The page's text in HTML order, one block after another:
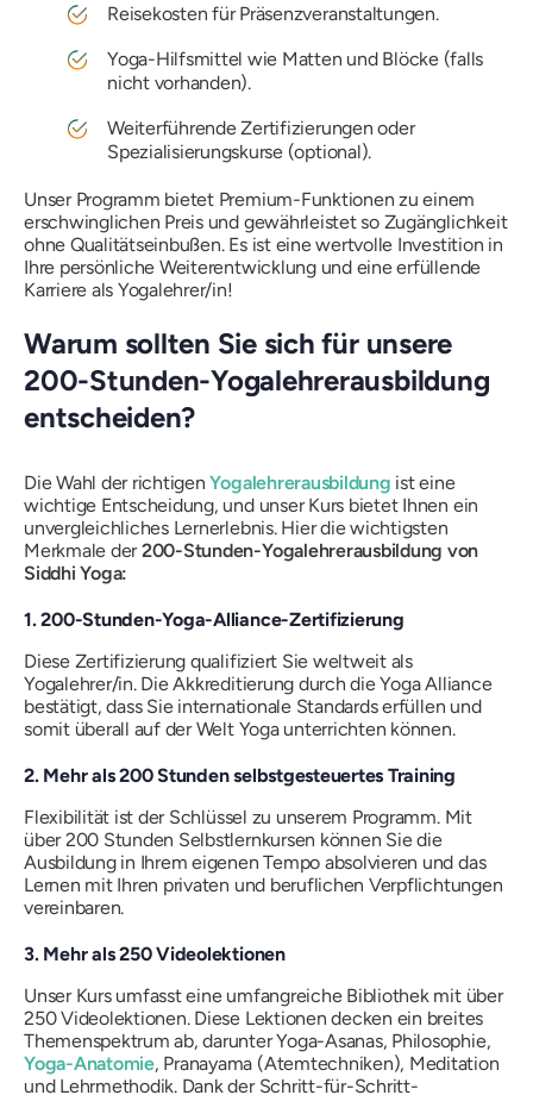
Reisekosten für Präsenzveranstaltungen.
Yoga-Hilfsmittel wie Matten und Blöcke (falls
nicht vorhanden).
Weiterführende Zertifizierungen oder
Spezialisierungskurse (optional).
Unser Programm bietet Premium-Funktionen zu einem
erschwinglichen Preis und gewährleistet so Zugänglichkeit
ohne Qualitätseinbußen. Es ist eine wertvolle Investition in
Ihre persönliche Weiterentwicklung und eine erfüllende
Karriere als Yogalehrer/in!
Warum sollten Sie sich für unsere
200-Stunden-Yogalehrerausbildung
entscheiden?
Die Wahl der richtigenYogalehrerausbildung ist eine
wichtige Entscheidung, und unser Kurs bietet Ihnen ein
unvergleichliches Lernerlebnis. Hier die wichtigsten
Merkmale der200-Stunden-Yogalehrerausbildung von
Siddhi Yoga:
1. 200-Stunden-Yoga-Alliance-Zertifizierung
Diese Zertifizierung qualifiziert Sie weltweit als
Yogalehrer/in. Die Akkreditierung durch die Yoga Alliance
bestätigt, dass Sie internationale Standards erfüllen und
somit überall auf der Welt Yoga unterrichten können.
2. Mehr als 200 Stunden selbstgesteuertes Training
Flexibilität ist der Schlüssel zu unserem Programm. Mit
über 200 Stunden Selbstlernkursen können Sie die
Ausbildung in Ihrem eigenen Tempo absolvieren und das
Lernen mit Ihren privaten und beruflichen Verpflichtungen
vereinbaren.
3. Mehr als 250 Videolektionen
Unser Kurs umfasst eine umfangreiche Bibliothek mit über
250 Videolektionen. Diese Lektionen decken ein breites
Themenspektrum ab, darunter Yoga-Asanas, Philosophie,
Yoga-Anatomie, Pranayama (Atemtechniken), Meditation
und Lehrmethodik. Dank der Schritt-für-Schritt-